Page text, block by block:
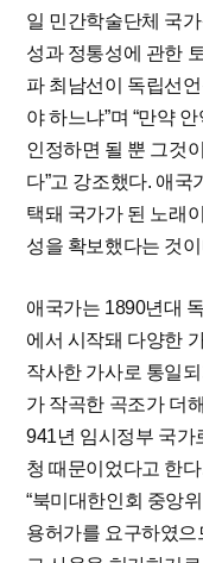
일 민간학술단체 국
성과 정통성에 관한
파 최남선이 독립선
야 하느냐”며 “만약
인정하면 될 뿐 그것
다”고 강조했다. 애국
택돼 국가가 된 노래
성을 확보했다는 것
애국가는 1890년대
에서 시작돼 다양한
작사한 가사로 통일
가 작곡한 곡조가 더
941년 임시정부 국가
청 때문이었다고 한
“북미대한인회 중앙
용허가를 요구하였으